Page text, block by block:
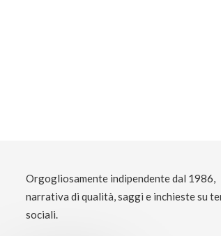
Orgogliosamente indipendente dal 1986,
narrativa di qualità, saggi e inchieste su
sociali.